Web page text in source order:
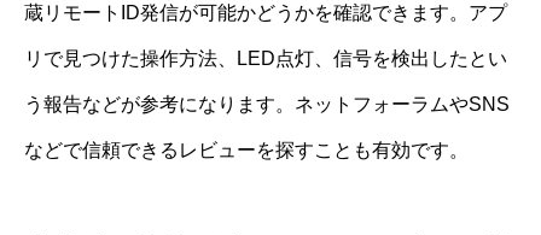
蔵リモートID発信が可能かどうかを確認できます。アプ
リで見つけた操作方法、LED点灯、信号を検出したとい
う報告などが参考になります。ネットフォーラムやSNS
などで信頼できるレビューを探すことも有効です。